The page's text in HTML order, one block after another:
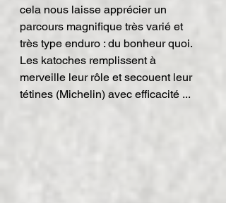
cela nous laisse apprécier un
parcours magnifique très varié et
très type enduro : du bonheur quoi.
Les katoches remplissent à
merveille leur rôle et secouent leur
tétines (Michelin) avec efficacité ...